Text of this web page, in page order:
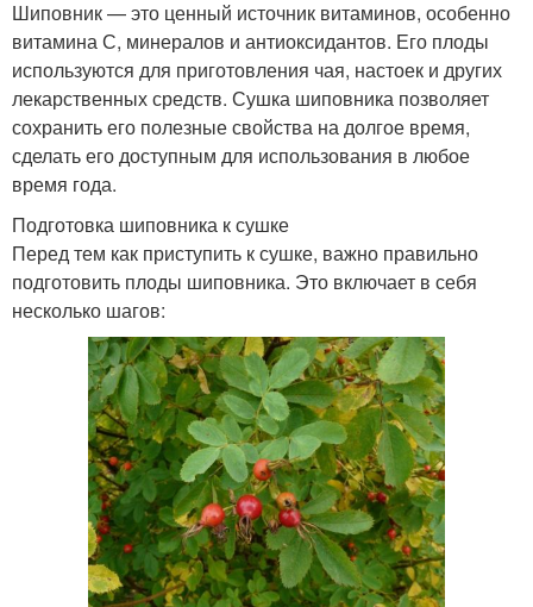
Шиповник — это ценный источник витаминов, особенно
витамина С, минералов и антиоксидантов. Его плоды
используются для приготовления чая, настоек и других
лекарственных средств. Сушка шиповника позволяет
сохранить его полезные свойства на долгое время,
сделать его доступным для использования в любое
время года.
Подготовка шиповника к сушке
Перед тем как приступить к сушке, важно правильно
подготовить плоды шиповника. Это включает в себя
несколько шагов: